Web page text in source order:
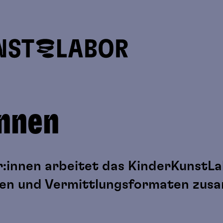
arbeitet das
und Vermittlungsformaten